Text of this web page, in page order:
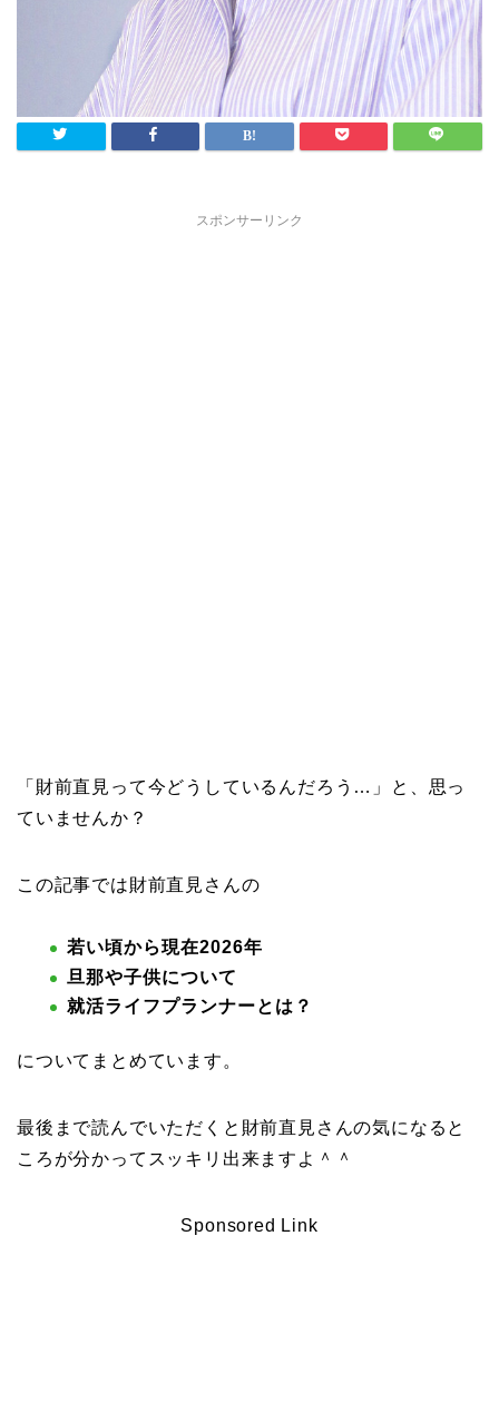
スポンサーリンク
「財前直見って今どうしているんだろう…」と、思っ
ていませんか？
この記事では財前直見さんの
若い頃から現在2026年
旦那や子供について
就活ライフプランナーとは？
についてまとめています。
最後まで読んでいただくと財前直見さんの気になると
ころが分かってスッキリ出来ますよ＾＾
Sponsored Link